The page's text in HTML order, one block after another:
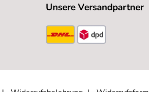
Unsere Versandpartner